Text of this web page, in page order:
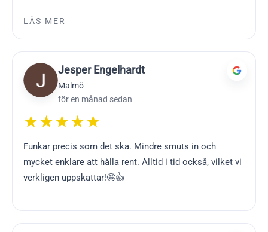
LÄS MER
Jesper Engelhardt
Malmö
för en månad sedan
★★★★★
Funkar precis som det ska. Mindre smuts in och
mycket enklare att hålla rent. Alltid i tid också, vilket vi
verkligen uppskattar!🤩👍